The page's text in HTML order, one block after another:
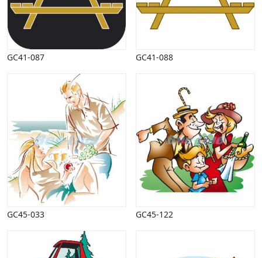
GC41-087 GC41-088
GC45-033 GC45-122